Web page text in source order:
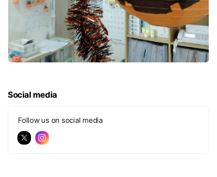
Social media
Follow us on social media